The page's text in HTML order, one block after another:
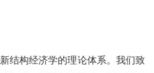
结构经济学的理论体系。我们致